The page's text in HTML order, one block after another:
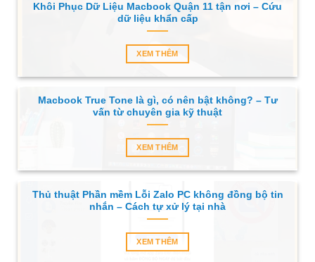
Khôi Phục Dữ Liệu Macbook Quận 11 tận nơi – Cứu
dữ liệu khẩn cấp
XEM THÊM
Macbook True Tone là gì, có nên bật không? – Tư
vấn từ chuyên gia kỹ thuật
XEM THÊM
Thủ thuật Phần mềm Lỗi Zalo PC không đồng bộ tin
nhắn – Cách tự xử lý tại nhà
XEM THÊM